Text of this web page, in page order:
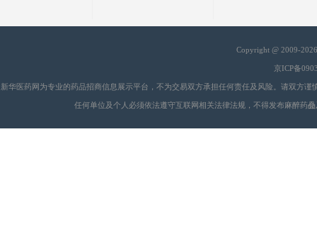
Copyright @ 2009-
京ICP备
新华医药网为专业的药品招商信息展示平台，不为交易双方承担任何责任及风险。请双方
会
任何单位及个人必须依法遵守互联网相关法律法规，不得发布麻醉药